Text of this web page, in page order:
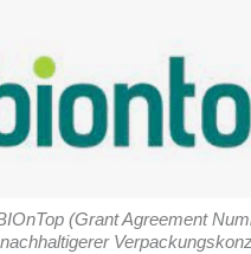
(Grant Agreement